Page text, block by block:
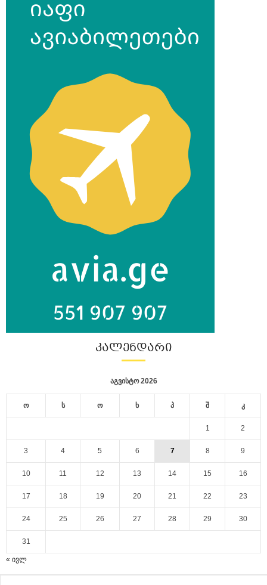
ᲙᲐᲚᲔᲜᲓᲐᲠᲘ
აგვისტო 2026
ო ს ო ხ პ შ კ
1 2
3 4 5 6 7 8 9
10 11 12 13 14 15 16
17 18 19 20 21 22 23
24 25 26 27 28 29 30
31
« ივლ